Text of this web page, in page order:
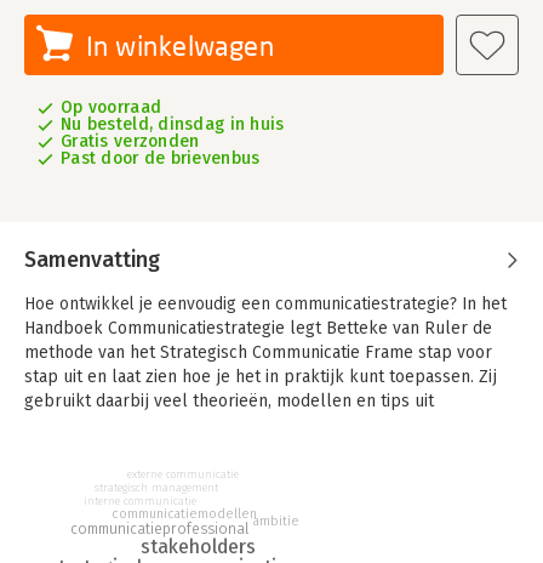
In winkelwagen
Op voorraad
Nu besteld, dinsdag in huis
Gratis verzonden
Past door de brievenbus
Samenvatting
Hoe ontwikkel je eenvoudig een communicatiestrategie? In het
Handboek Communicatiestrategie legt Betteke van Ruler de
methode van het Strategisch Communicatie Frame stap voor
stap uit en laat zien hoe je het in praktijk kunt toepassen. Zij
gebruikt daarbij veel theorieën, modellen en tips uit
Niemand zit meer te wachten op dikke rapporten of eindeloze
reeksen slides met mooie plannen. Maar ook niet op iemand
die maar gewoon wat doet. Het Strategische Communicatie
Frame is een simpele methode om een communicatiestrategie
stakeholders
communicatieprofessional
communicatiemodellenambitie
interne communicatie
strategisch management
externe communicatie